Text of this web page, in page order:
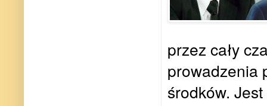
przez cały
prowadzenia
środków.